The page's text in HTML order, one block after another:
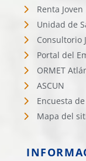
Renta Joven
Unidad de
Consultorio
Portal del
ORMET
ASCUN
Encuesta
Mapa del